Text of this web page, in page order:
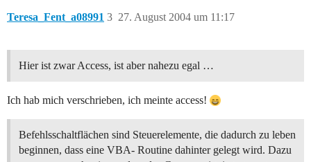
Teresa_Fent_a08991 27. August 2004 um 11:17
3
Hier ist zwar Access, ist aber nahezu egal …
Ich hab mich verschrieben, ich meinte access!
Befehlsschaltflächen sind Steuerelemente, die dadurch zu leben
beginnen, dass eine VBA- Routine dahinter gelegt wird. Dazu